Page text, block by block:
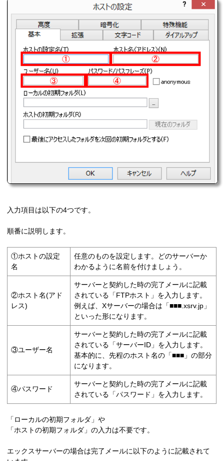
入力項目は以下の4つです。
順番に説明します。
①ホストの設定
名
任意のものを設定します。どのサーバーか
わかるように名前を付けましょう。
②ホスト名(アド
レス)
サーバーと契約した時の完了メールに記載
されている「FTPホスト」を入力します。
例えば、Xサーバーの場合は「■■■.xsrv.jp」
といった形になります。
③ユーザー名
サーバーと契約した時の完了メールに記載
されている「サーバーID」を入力します。
基本的に、先程のホスト名の「■■■」の部分
になります。
④パスワード
サーバーと契約した時の完了メールに記載
されている「パスワード」を入力します。
「ローカルの初期フォルダ」や
「ホストの初期フォルダ」の入力は不要です。
エックスサーバーの場合は完了メールに以下のように記載されて